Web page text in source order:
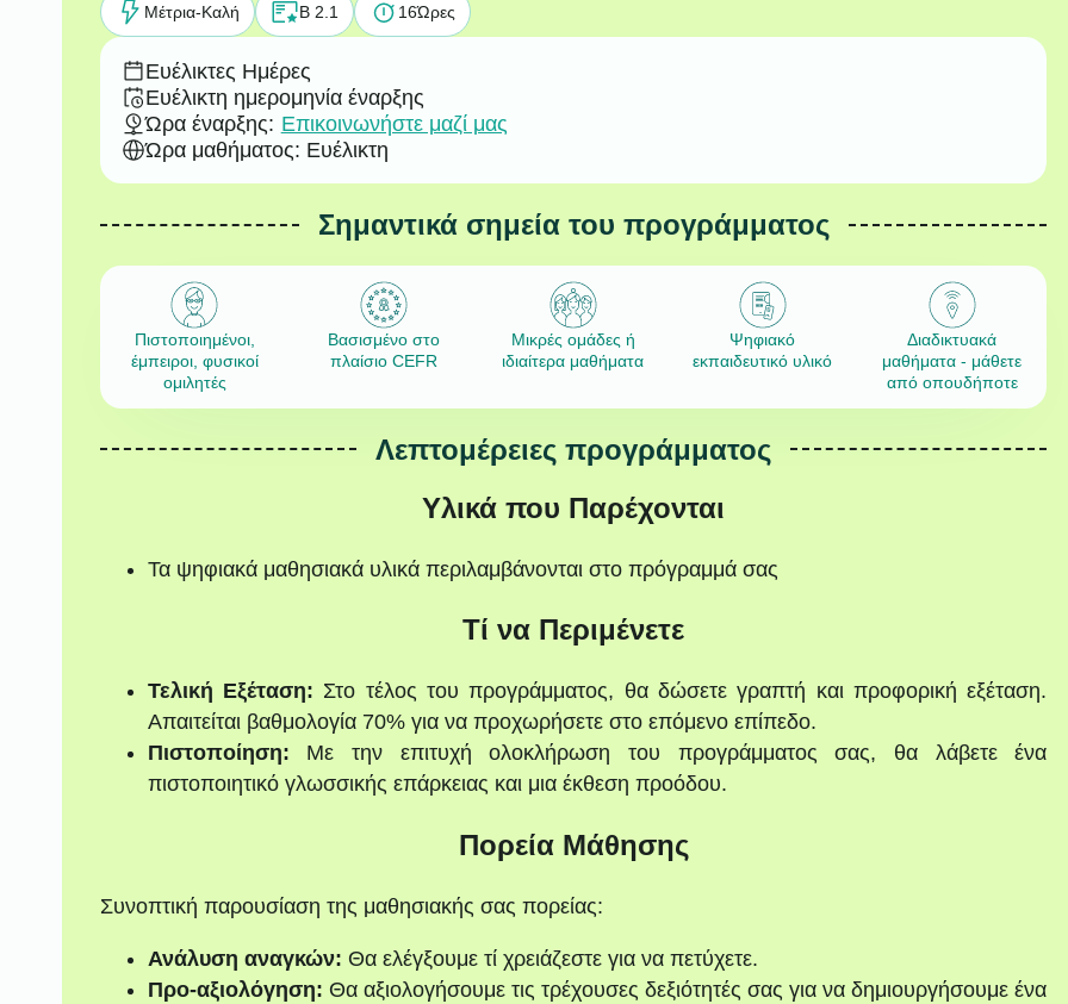
Μέτρια-Καλή B 2.1 16Ώρες
Ευέλικτες Ημέρες
Ευέλικτη ημερομηνία έναρξης
Ώρα έναρξης: Επικοινωνήστε μαζί μας
Ώρα μαθήματος: Ευέλικτη
Σημαντικά σημεία του προγράμματος
Πιστοποιημένοι,
έμπειροι, φυσικοί
ομιλητές
Βασισμένο στο
πλαίσιο CEFR
Μικρές ομάδες ή
ιδιαίτερα μαθήματα
Ψηφιακό
εκπαιδευτικό υλικό
Διαδικτυακά
μαθήματα - μάθετε
από οπουδήποτε
Λεπτομέρειες προγράμματος
Υλικά που Παρέχονται
Τα ψηφιακά μαθησιακά υλικά περιλαμβάνονται στο πρόγραμμά σας
Τί να Περιμένετε
Τελική Εξέταση: Στο τέλος του προγράμματος, θα δώσετε γραπτή και προφορική εξέταση.
Απαιτείται βαθμολογία 70% για να προχωρήσετε στο επόμενο επίπεδο.
Πιστοποίηση: Με την επιτυχή ολοκλήρωση του προγράμματος σας, θα λάβετε ένα
πιστοποιητικό γλωσσικής επάρκειας και μια έκθεση προόδου.
Πορεία Μάθησης
Συνοπτική παρουσίαση της μαθησιακής σας πορείας:
Ανάλυση αναγκών: Θα ελέγξουμε τί χρειάζεστε για να πετύχετε.
Προ-αξιολόγηση: Θα αξιολογήσουμε τις τρέχουσες δεξιότητές σας για να δημιουργήσουμε ένα